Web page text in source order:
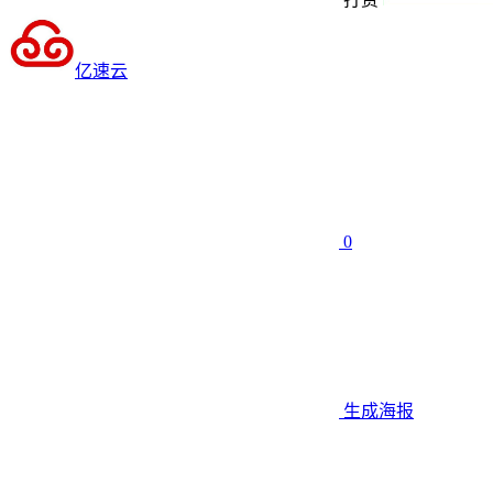
亿速云
0
生成海报